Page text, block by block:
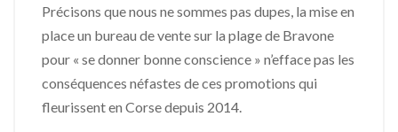
Précisons que nous ne sommes pas dupes, la mise en
place un bureau de vente sur la plage de Bravone
pour « se donner bonne conscience » n’efface pas les
conséquences néfastes de ces promotions qui
fleurissent en Corse depuis 2014.